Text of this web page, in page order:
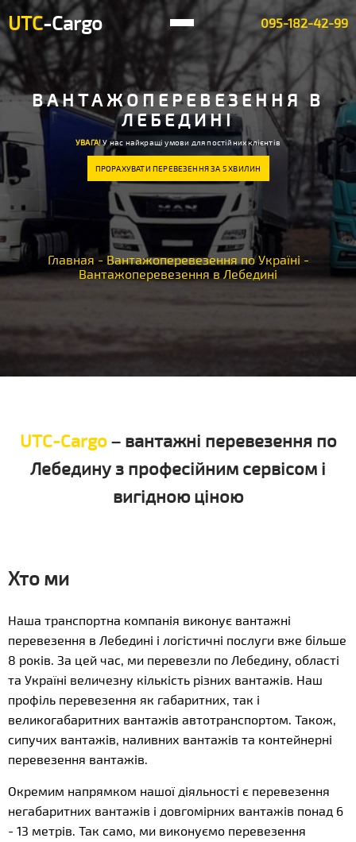
UTC-Cargo 095-182-42-99
ВАНТАЖОПЕРЕВЕЗЕННЯ В
ЛЕБЕДИНІ
УВАГА!У нас найкращі умови для постійних клієнтів
ПРОРАХУВАТИ ПЕРЕВЕЗЕННЯ ЗА 5 ХВИЛИН
Главная - Вантажоперевезення по Україні -
Вантажоперевезення в Лебедині
UTC-Cargo– вантажні перевезення по
Лебедину з професійним сервісом і
вигідною ціною
Хто ми
Наша транспортна компанія виконує вантажні
перевезення в Лебедині і логістичні послуги вже більше
8 років. За цей час, ми перевезли по Лебедину, області
та Україні величезну кількість різних вантажів. Наш
профіль перевезення як габаритних, так і
великогабаритних вантажів автотранспортом. Також,
сипучих вантажів, наливних вантажів та контейнерні
перевезення вантажів.
Окремим напрямком нашої діяльності є перевезення
негабаритних вантажів і довгомірних вантажів понад 6
- 13 метрів. Так само, ми виконуємо перевезення